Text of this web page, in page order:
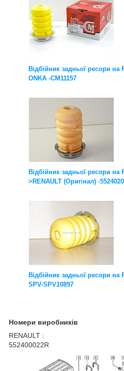
Відбійник задньої ресори
ONKA -CM11157
Відбійник задньої ресори
>RENAULT (Оригінал) -
Відбійник задньої ресори
SPV-SPV10897
Номери виробників
RENAULT :
552400022R